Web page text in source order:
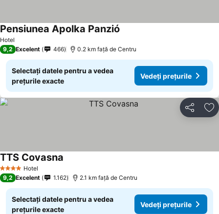
Hotel
Pensiunea Apolka Panzió
9,2 Excelent 466 0.2 km faţă de Centru
Selectați datele pentru a vedea
prețurile exacte
Vedeți prețurile
Distribuiți
4 Stele Hotel
TTS Covasna
9,2 Excelent 1.162 2.1 km faţă de Centru
Selectați datele pentru a vedea
prețurile exacte
Vedeți prețurile